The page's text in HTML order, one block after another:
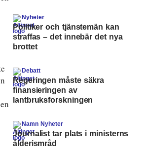
Nyheter
Politiker och tjänstemän kan
straffas – det innebär det nya
brottet
Debatt
Regeringen måste säkra
finansieringen av
lantbruksforskningen
Namn Nyheter
Journalist tar plats i ministerns
ålderismråd